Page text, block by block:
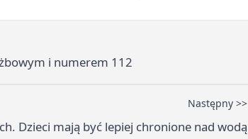
i numerem 112
Następny >>
Dzieci mają być lepiej chronione nad wodą